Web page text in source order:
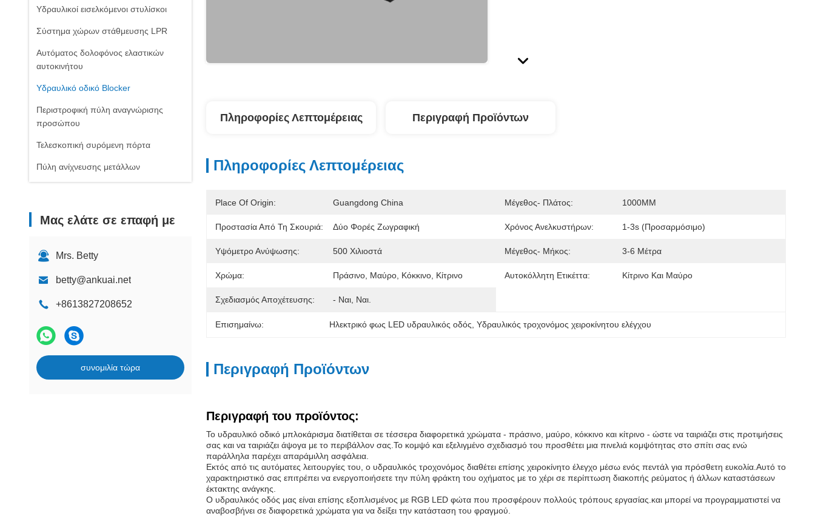
Υδραυλικοί εισελκόμενοι στυλίσκοι
Σύστημα χώρων στάθμευσης LPR
Αυτόματος δολοφόνος ελαστικών
αυτοκινήτου
Υδραυλικό οδικό Blocker
Περιστροφική πύλη αναγνώρισης
προσώπου
Τελεσκοπική συρόμενη πόρτα
Πύλη ανίχνευσης μετάλλων
Μας ελάτε σε επαφή με
Mrs. Betty
betty@ankuai.net
+8613827208652
συνομιλία τώρα
Πληροφορίες Λεπτομέρειας Περιγραφή Προϊόντων
Πληροφορίες Λεπτομέρειας
Place Of Origin: Guangdong China Μέγεθος- Πλάτος: 1000MM
Προστασία Από Τη Σκουριά: Δύο Φορές Ζωγραφική Χρόνος Ανελκυστήρων: 1-3s (προσαρμόσιμο)
Υψόμετρο Ανύψωσης: 500 Χιλιοστά Μέγεθος- Μήκος: 3-6 Μέτρα
Χρώμα: Πράσινο, Μαύρο, Κόκκινο, Κίτρινο Αυτοκόλλητη Ετικέττα: Κίτρινο Και Μαύρο
Σχεδιασμός Αποχέτευσης: - Ναι, Ναι.
Επισημαίνω: Ηλεκτρικό φως LED υδραυλικός οδός , Υδραυλικός τροχονόμος χειροκίνητου ελέγχου
Περιγραφή Προϊόντων
Περιγραφή του προϊόντος:
Το υδραυλικό οδικό μπλοκάρισμα διατίθεται σε τέσσερα διαφορετικά χρώματα - πράσινο, μαύρο, κόκκινο και κίτρινο - ώστε να ταιριάζει στις προτιμήσεις
σας και να ταιριάζει άψογα με το περιβάλλον σας.Το κομψό και εξελιγμένο σχεδιασμό του προσθέτει μια πινελιά κομψότητας στο σπίτι σας ενώ
παράλληλα παρέχει απαράμιλλη ασφάλεια.
Εκτός από τις αυτόματες λειτουργίες του, ο υδραυλικός τροχονόμος διαθέτει επίσης χειροκίνητο έλεγχο μέσω ενός πεντάλ για πρόσθετη ευκολία.Αυτό το
χαρακτηριστικό σας επιτρέπει να ενεργοποιήσετε την πύλη φράκτη του οχήματος με το χέρι σε περίπτωση διακοπής ρεύματος ή άλλων καταστάσεων
έκτακτης ανάγκης.
Ο υδραυλικός οδός μας είναι επίσης εξοπλισμένος με RGB LED φώτα που προσφέρουν πολλούς τρόπους εργασίας.και μπορεί να προγραμματιστεί να
αναβοσβήνει σε διαφορετικά χρώματα για να δείξει την κατάσταση του φραγμού.